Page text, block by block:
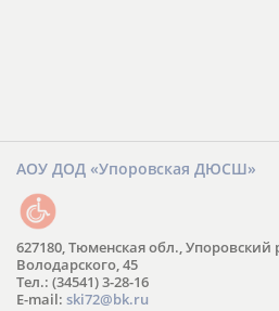
АОУ ДОД «Упоровская ДЮСШ»
627180, Тюменская обл., Упоровский
Володарского, 45
Тел.: (34541) 3-28-16
E-mail: ski72@bk.ru